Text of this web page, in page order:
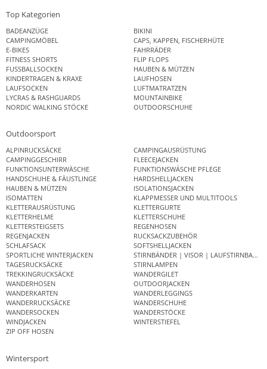
Top Kategorien
BADEANZÜGE
BIKINI
CAMPINGMÖBEL
CAPS, KAPPEN, FISCHERHÜTE
E-BIKES
FAHRRÄDER
FITNESS SHORTS
FLIP FLOPS
FUSSBALLSOCKEN
HAUBEN & MÜTZEN
KINDERTRAGEN & KRAXE
LAUFHOSEN
LAUFSOCKEN
LUFTMATRATZEN
LYCRAS & RASHGUARDS
MOUNTAINBIKE
NORDIC WALKING STÖCKE
OUTDOORSCHUHE
Outdoorsport
ALPINRUCKSÄCKE
CAMPINGAUSRÜSTUNG
CAMPINGGESCHIRR
FLEECEJACKEN
FUNKTIONSUNTERWÄSCHE
FUNKTIONSWÄSCHE PFLEGE
HANDSCHUHE & FÄUSTLINGE
HARDSHELLJACKEN
HAUBEN & MÜTZEN
ISOLATIONSJACKEN
ISOMATTEN
KLAPPMESSER UND MULTITOOLS
KLETTERAUSRÜSTUNG
KLETTERGURTE
KLETTERHELME
KLETTERSCHUHE
KLETTERSTEIGSETS
REGENHOSEN
REGENJACKEN
RUCKSACKZUBEHÖR
SCHLAFSACK
SOFTSHELLJACKEN
SPORTLICHE WINTERJACKEN
STIRNBÄNDER | VISOR | LAUFSTIRNBAND
TAGESRUCKSÄCKE
STIRNLAMPEN
TREKKINGRUCKSÄCKE
WANDERGILET
WANDERHOSEN
OUTDOORJACKEN
WANDERKARTEN
WANDERLEGGINGS
WANDERRUCKSÄCKE
WANDERSCHUHE
WANDERSOCKEN
WANDERSTÖCKE
WINDJACKEN
WINTERSTIEFEL
ZIP OFF HOSEN
Wintersport